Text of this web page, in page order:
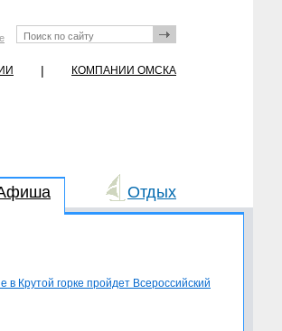
| КОМПАНИИ ОМСКА
Отдых
в Крутой горке пройдет Всероссийский